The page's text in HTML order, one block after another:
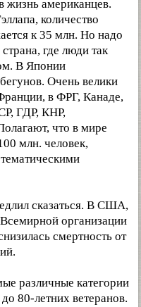
жизнь американцев.
количество
к 35 млн. Но надо
где люди так
В Японии
Очень велики
в ФРГ, Канаде,
ГДР, КНР,
что в мире
млн. человек,
сказаться. В США,
организации
смертность от
различные категории
80-летних ветеранов.